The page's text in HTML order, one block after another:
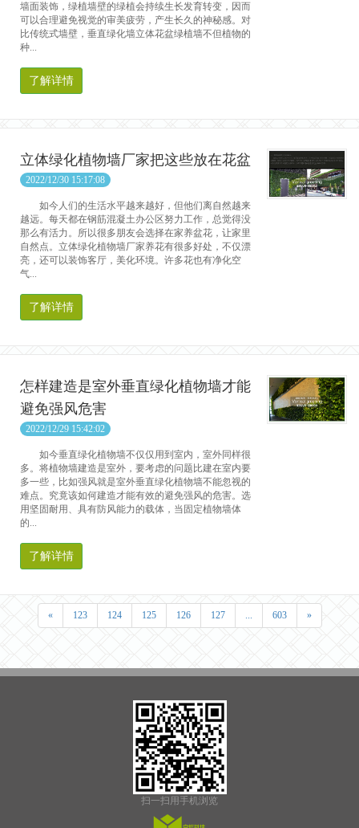
墙面装饰，绿植墙壁的绿植会持续生长发育转变，因而
可以合理避免视觉的审美疲劳，产生长久的神秘感。对
比传统式墙壁，垂直绿化墙立体花盆绿植墙不但植物的
种...
了解详情
立体绿化植物墙厂家把这些放在花盆
2022/12/30 15:17:08
如今人们的生活水平越来越好，但他们离自然越来
越远。每天都在钢筋混凝土办公区努力工作，总觉得没
那么有活力。所以很多朋友会选择在家养盆花，让家里
自然点。立体绿化植物墙厂家养花有很多好处，不仅漂
亮，还可以装饰客厅，美化环境。许多花也有净化空
气...
了解详情
怎样建造是室外垂直绿化植物墙才能
避免强风危害
2022/12/29 15:42:02
如今垂直绿化植物墙不仅仅用到室内，室外同样很
多。将植物墙建造是室外，要考虑的问题比建在室内要
多一些，比如强风就是室外垂直绿化植物墙不能忽视的
难点。究竟该如何建造才能有效的避免强风的危害。选
用坚固耐用、具有防风能力的载体，当固定植物墙体
的...
了解详情
« 123 124 125 126 127 ... 603 »
扫一扫用手机浏览